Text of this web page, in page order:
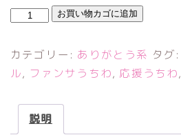
笑
と
元
を
お買い物カゴに追加
カテゴリー: ありがとう系 タグ:
ル, ファンサうちわ, 応援うちわ,
説明